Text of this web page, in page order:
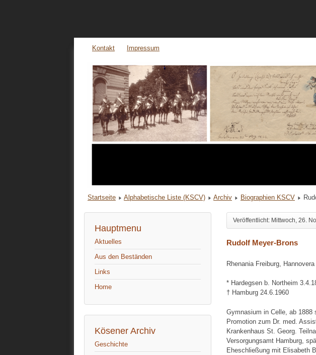
Kontakt Impressum
Startseite Alphabetische Liste (KSCV) Archiv Biographien KSCV
Hauptmenu
Aktuelles
Aus den Beständen
Links
Home
Kösener Archiv
Geschichte
Veröffentlicht: Mittwoch, 26.
Rudolf Meyer-Brons
Rhenania Freiburg,
* Hardegsen b. Northeim
† Hamburg 24.6.1960
Gymnasium in Celle, ab 1888
Promotion zum Dr. med.
Krankenhaus St. Georg.
Versorgungsamt Hamburg,
Eheschließung mit Elisabeth